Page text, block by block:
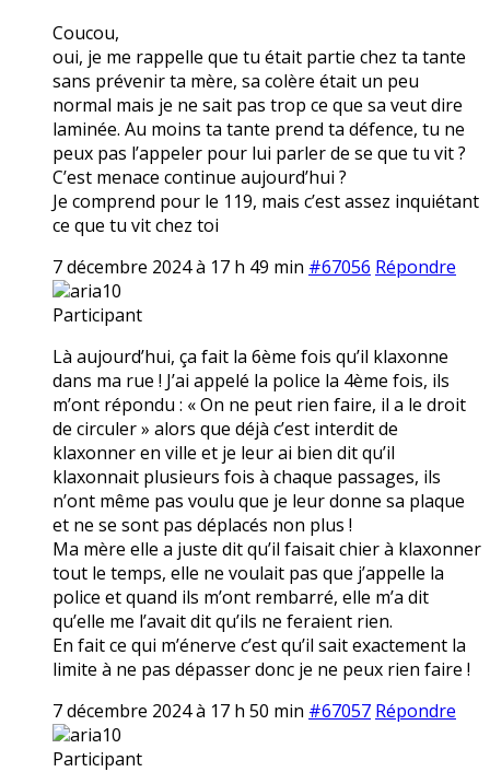
Coucou,
oui, je me rappelle que tu était partie chez ta tante
sans prévenir ta mère, sa colère était un peu
normal mais je ne sait pas trop ce que sa veut dire
laminée. Au moins ta tante prend ta défence, tu ne
peux pas l’appeler pour lui parler de se que tu vit ?
C’est menace continue aujourd’hui ?
Je comprend pour le 119, mais c’est assez inquiétant
ce que tu vit chez toi
7 décembre 2024 à 17 h 49 min #67056 Répondre
aria10
Participant
Là aujourd’hui, ça fait la 6ème fois qu’il klaxonne
dans ma rue ! J’ai appelé la police la 4ème fois, ils
m’ont répondu : « On ne peut rien faire, il a le droit
de circuler » alors que déjà c’est interdit de
klaxonner en ville et je leur ai bien dit qu’il
klaxonnait plusieurs fois à chaque passages, ils
n’ont même pas voulu que je leur donne sa plaque
et ne se sont pas déplacés non plus !
Ma mère elle a juste dit qu’il faisait chier à klaxonner
tout le temps, elle ne voulait pas que j’appelle la
police et quand ils m’ont rembarré, elle m’a dit
qu’elle me l’avait dit qu’ils ne feraient rien.
En fait ce qui m’énerve c’est qu’il sait exactement la
limite à ne pas dépasser donc je ne peux rien faire !
7 décembre 2024 à 17 h 50 min #67057 Répondre
aria10
Participant